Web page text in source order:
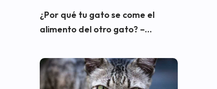
¿Por qué tu gato se come el
alimento del otro gato? –...